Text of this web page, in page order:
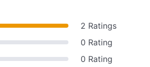
2 Ratings
0 Rating
0 Rating